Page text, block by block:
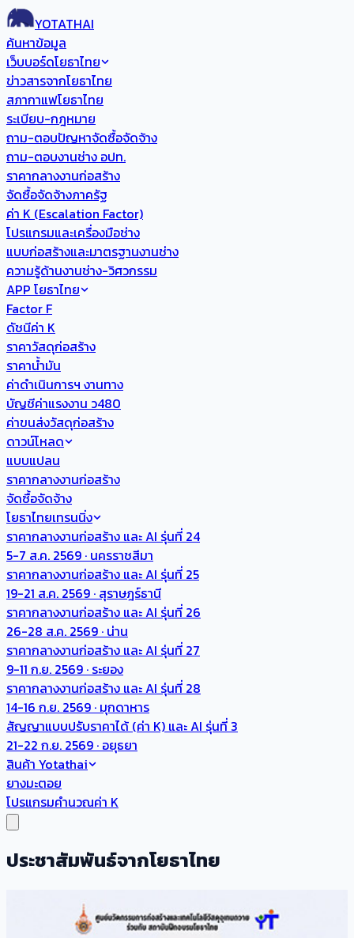
YOTATHAI
ค้นหาข้อมูล
เว็บบอร์ดโยธาไทย
ข่าวสารจากโยธาไทย
สภากาแฟโยธาไทย
ระเบียบ-กฎหมาย
ถาม-ตอบปัญหาจัดซื้อจัดจ้าง
ถาม-ตอบงานช่าง อปท.
ราคากลางงานก่อสร้าง
จัดซื้อจัดจ้างภาครัฐ
ค่า K (Escalation Factor)
โปรแกรมและเครื่องมือช่าง
แบบก่อสร้างและมาตรฐานงานช่าง
ความรู้ด้านงานช่าง-วิศวกรรม
APP โยธาไทย
Factor F
ดัชนีค่า K
ราคาวัสดุก่อสร้าง
ราคาน้ำมัน
ค่าดำเนินการฯ งานทาง
บัญชีค่าแรงงาน ว480
ค่าขนส่งวัสดุก่อสร้าง
ดาวน์โหลด
แบบแปลน
ราคากลางงานก่อสร้าง
จัดซื้อจัดจ้าง
โยธาไทยเทรนนิ่ง
ราคากลางงานก่อสร้าง และ AI รุ่นที่ 24
5-7 ส.ค. 2569 · นครราชสีมา
ราคากลางงานก่อสร้าง และ AI รุ่นที่ 25
19-21 ส.ค. 2569 · สุราษฎร์ธานี
ราคากลางงานก่อสร้าง และ AI รุ่นที่ 26
26-28 ส.ค. 2569 · น่าน
ราคากลางงานก่อสร้าง และ AI รุ่นที่ 27
9-11 ก.ย. 2569 · ระยอง
ราคากลางงานก่อสร้าง และ AI รุ่นที่ 28
14-16 ก.ย. 2569 · มุกดาหาร
สัญญาแบบปรับราคาได้ (ค่า K) และ AI รุ่นที่ 3
21-22 ก.ย. 2569 · อยุธยา
สินค้า Yotathai
ยางมะตอย
โปรแกรมคำนวณค่า K
ประชาสัมพันธ์จากโยธาไทย